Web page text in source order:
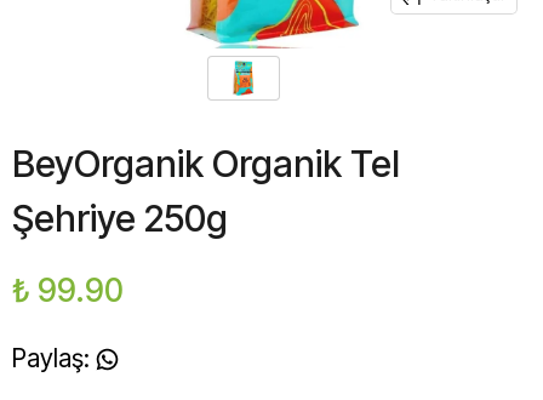
BeyOrganik Organik Tel
Şehriye 250g
₺ 99.90
Paylaş: